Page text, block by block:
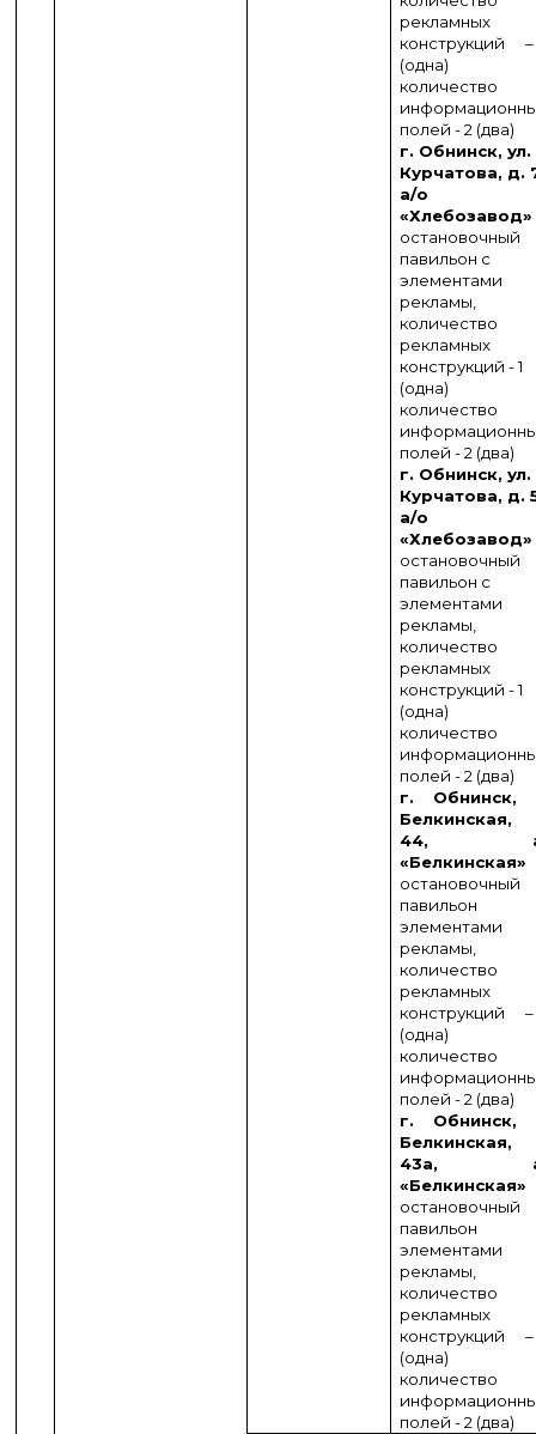
рекламных
конструкций
(одна)
количество
полей - 2 (два)
г. Обнинск, ул.
Курчатова, д.
а/о
остановочный
павильон с
элементами
рекламы,
количество
рекламных
конструкций - 1
(одна)
количество
полей - 2 (два)
г. Обнинск, ул.
Курчатова, д.
а/о
остановочный
павильон с
элементами
рекламы,
количество
рекламных
конструкций - 1
(одна)
количество
полей - 2 (два)
г. Обнинск,
44, а/
«Белкинская»
остановочный
элементами
рекламы,
количество
рекламных
конструкций
(одна)
количество
полей - 2 (два)
г. Обнинск,
43а,
«Белкинская»
остановочный
элементами
рекламы,
количество
рекламных
конструкций
(одна)
количество
полей - 2 (два)